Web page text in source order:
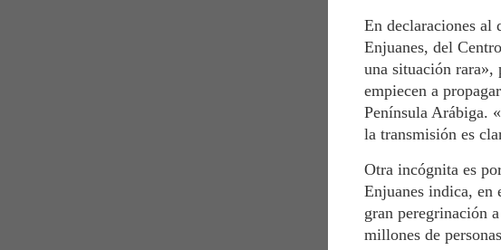
En declaraciones al
Enjuanes, del
una situación rara»,
empiecen a
Península Arábiga.
la transmisión es
Otra incógnita es
Enjuanes indica, en
gran peregrinación
millones de